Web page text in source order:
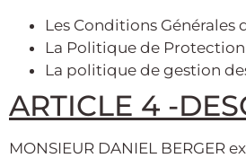
Les Conditions Générales
La Politique de Protection
La politique de gestion
ARTICLE 4 -
MONSIEUR DANIEL